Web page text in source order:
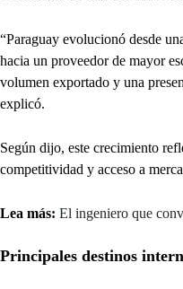
“Paraguay evolucionó desde
hacia un proveedor de mayor
volumen exportado y una
explicó.
Según dijo, este crecimiento
competitividad y acceso a
Lea más: El ingeniero que
Principales destinos